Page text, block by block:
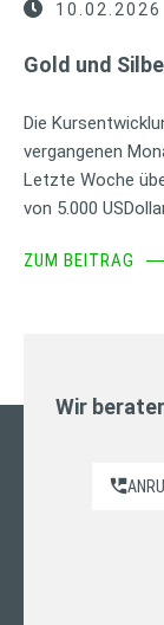
10.02.2026
Gold und
Die
vergangenen
Letzte Woche
von 5.000
ZUM BEITRAG
Wir